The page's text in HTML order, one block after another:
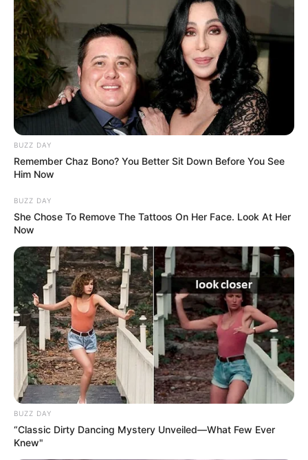
BUZZ DAY
Remember Chaz Bono? You Better Sit Down Before You See
Him Now
BUZZ DAY
She Chose To Remove The Tattoos On Her Face. Look At Her
Now
BUZZ DAY
“Classic Dirty Dancing Mystery Unveiled—What Few Ever
Knew"